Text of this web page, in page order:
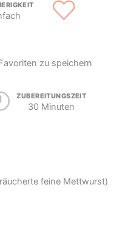
zu speichern
ZUBEREITUNGSZEIT
30 Minuten
feine Mettwurst)